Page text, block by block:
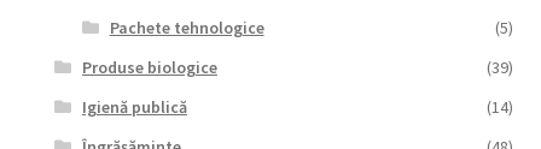
Pachete tehnologice
(5)
Produse biologice
(39)
Igienă publică
(14)